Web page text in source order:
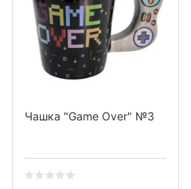
Чашка "Game Over" №3